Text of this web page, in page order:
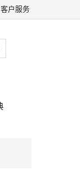
客户服务